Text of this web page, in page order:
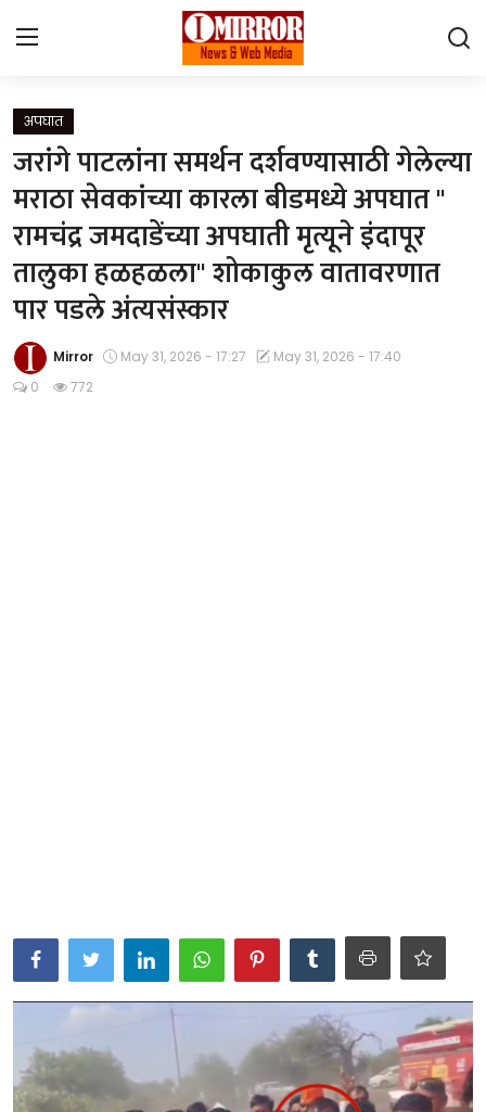
Home
महाराष्ट्र
देश विदेश
पुणे
Contact
अपघात
जरांगे पाटलांना समर्थन दर्शवण्यासाठी गेलेल्या
मराठा सेवकांच्या कारला बीडमध्ये अपघात "
रामचंद्र जमदाडेंच्या अपघाती मृत्यूने इंदापूर
तालुका हळहळला" शोकाकुल वातावरणात
पार पडले अंत्यसंस्कार
Mirror May 31, 2026 - 17:27
May 31, 2026 - 17:40
0
772